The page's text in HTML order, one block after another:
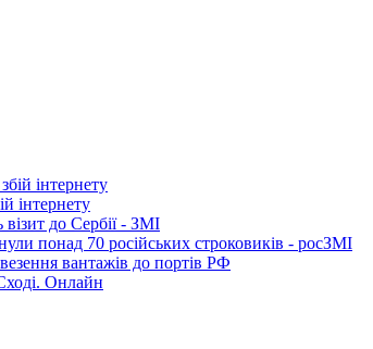
інтернету
до Сербії - ЗМІ
понад 70 російських строковиків - росЗМІ
вантажів до портів РФ
Онлайн